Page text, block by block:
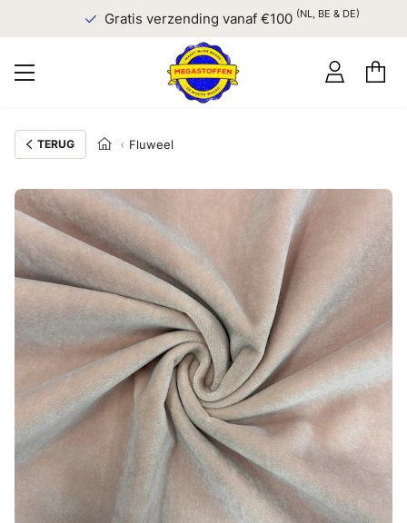
Gratis verzending vanaf €100(NL, BE & DE)
TERUG Fluweel